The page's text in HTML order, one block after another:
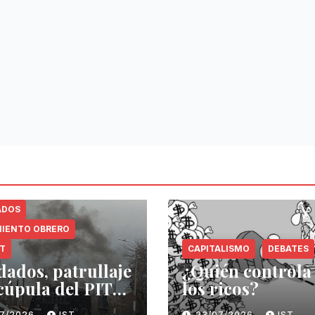
OBRERO
patrullaje
del PIT-
CAPITALISMO DEBATES
¿Quién controla
los ricos?